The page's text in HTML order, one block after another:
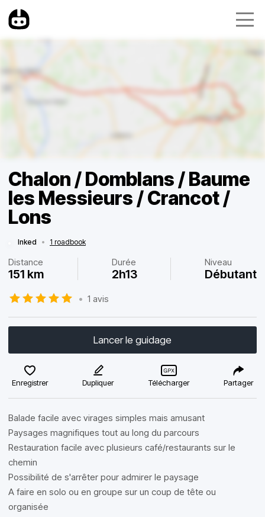
Chalon / Domblans / Baume
les Messieurs / Crancot /
Lons
Inked • 1 roadbook
Distance
151 km
Durée
2h13
Niveau
Débutant
• 1 avis
Lancer le guidage
Enregistrer Dupliquer Télécharger Partager
Balade facile avec virages simples mais amusant
Paysages magnifiques tout au long du parcours
Restauration facile avec plusieurs café/restaurants sur le
chemin
Possibilité de s'arrêter pour admirer le paysage
A faire en solo ou en groupe sur un coup de tête ou
organisée